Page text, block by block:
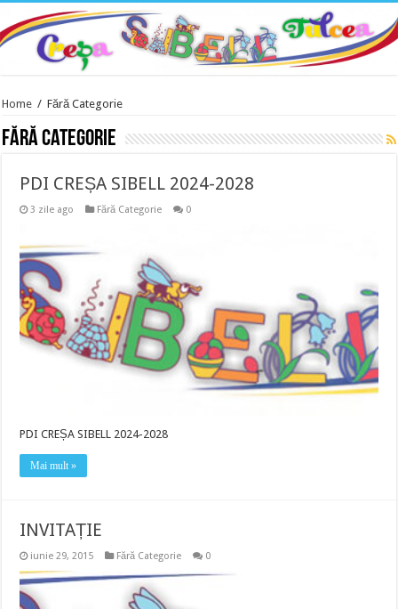
Home / Fără Categorie
Fără Categorie
PDI CREȘA SIBELL 2024-2028
3 zile ago Fără Categorie 0
PDI CREȘA SIBELL 2024-2028
Mai mult »
INVITAȚIE
iunie 29, 2015 Fără Categorie 0